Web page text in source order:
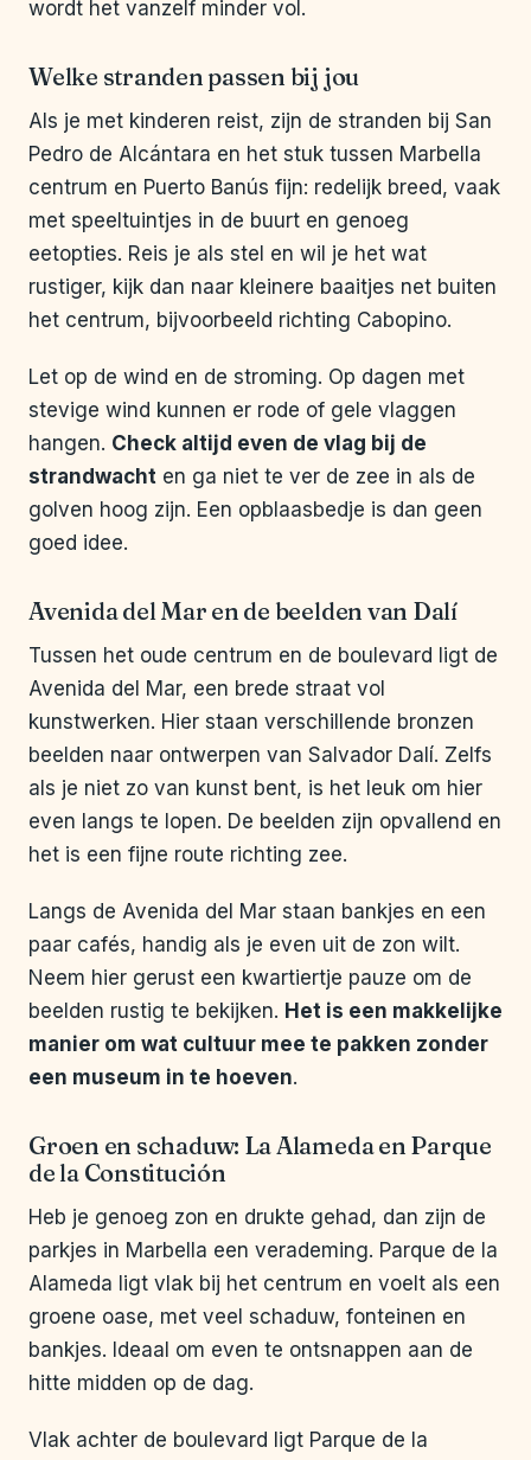
wordt het vanzelf minder vol.
Welke stranden passen bij jou
Als je met kinderen reist, zijn de stranden bij San
Pedro de Alcántara en het stuk tussen Marbella
centrum en Puerto Banús fijn: redelijk breed, vaak
met speeltuintjes in de buurt en genoeg
eetopties. Reis je als stel en wil je het wat
rustiger, kijk dan naar kleinere baaitjes net buiten
het centrum, bijvoorbeeld richting Cabopino.
Let op de wind en de stroming. Op dagen met
stevige wind kunnen er rode of gele vlaggen
hangen. Check altijd even de vlag bij de
strandwacht en ga niet te ver de zee in als de
golven hoog zijn. Een opblaasbedje is dan geen
goed idee.
Avenida del Mar en de beelden van Dalí
Tussen het oude centrum en de boulevard ligt de
Avenida del Mar, een brede straat vol
kunstwerken. Hier staan verschillende bronzen
beelden naar ontwerpen van Salvador Dalí. Zelfs
als je niet zo van kunst bent, is het leuk om hier
even langs te lopen. De beelden zijn opvallend en
het is een fijne route richting zee.
Langs de Avenida del Mar staan bankjes en een
paar cafés, handig als je even uit de zon wilt.
Neem hier gerust een kwartiertje pauze om de
beelden rustig te bekijken. Het is een makkelijke
manier om wat cultuur mee te pakken zonder
een museum in te hoeven.
Groen en schaduw: La Alameda en Parque
de la Constitución
Heb je genoeg zon en drukte gehad, dan zijn de
parkjes in Marbella een verademing. Parque de la
Alameda ligt vlak bij het centrum en voelt als een
groene oase, met veel schaduw, fonteinen en
bankjes. Ideaal om even te ontsnappen aan de
hitte midden op de dag.
Vlak achter de boulevard ligt Parque de la